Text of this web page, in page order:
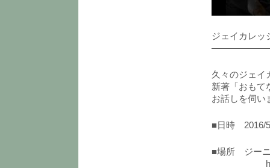
ジェイカレッ
久々のジェイ
新著「おもて
お話しを伺い
■日時 2016/
■場所 ジー
http://